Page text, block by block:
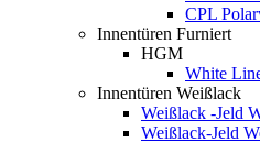
CPL
Innentüren Furniert
HGM
White
Innentüren Weißlack
Weißlack -Jeld
Weißlack-Jeld